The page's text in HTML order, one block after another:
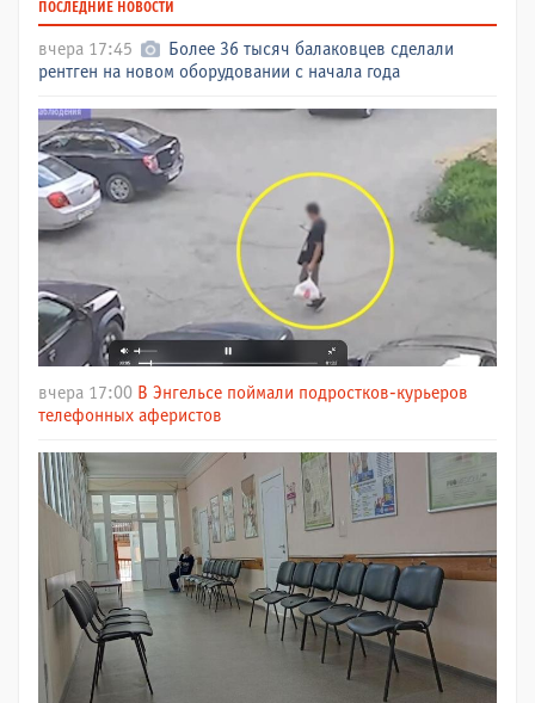
ПОСЛЕДНИЕ НОВОСТИ
вчера 17:45
Более 36 тысяч балаковцев сделали
рентген на новом оборудовании с начала года
вчера 17:00 В Энгельсе поймали подростков-курьеров
телефонных аферистов